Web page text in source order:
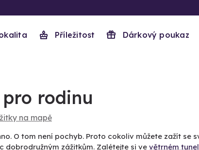
Příležitost Dárkový poukaz
rodinu
na mapě
O tom není pochyb. Proto cokoliv můžete zažít se
dobrodružným zážitkům. Zalétejte si ve větrném